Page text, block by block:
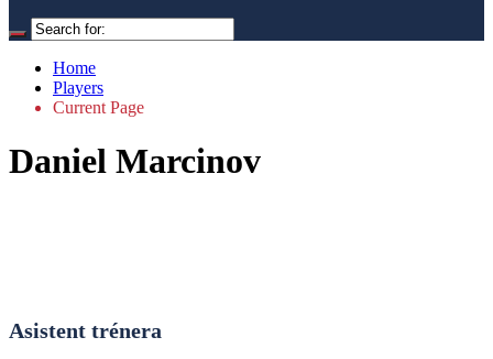
Home
Players
Current Page
Daniel Marcinov
Asistent trénera